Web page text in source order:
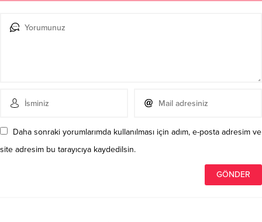
Daha sonraki yorumlarımda kullanılması için adım, e-posta adresim ve
site adresim bu tarayıcıya kaydedilsin.